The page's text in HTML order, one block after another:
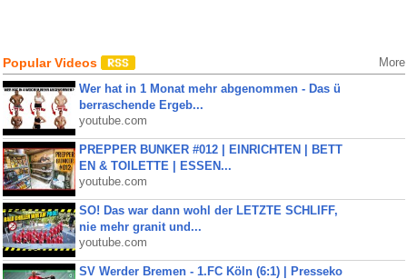
Popular Videos More
Wer hat in 1 Monat mehr abgenommen - Das ü
berraschende Ergeb...
youtube.com
PREPPER BUNKER #012 | EINRICHTEN | BETT
EN & TOILETTE | ESSEN...
youtube.com
SO! Das war dann wohl der LETZTE SCHLIFF,
nie mehr granit und...
youtube.com
SV Werder Bremen - 1.FC Köln (6:1) | Presseko